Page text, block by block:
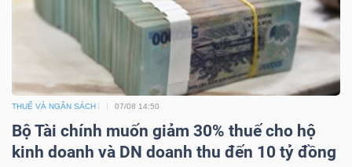
THUẾ VÀ NGÂN SÁCH 07/08 14:50
Bộ Tài chính muốn giảm 30% thuế cho hộ
kinh doanh và DN doanh thu đến 10 tỷ đồng
TIÊU
DÙNG
THIẾT